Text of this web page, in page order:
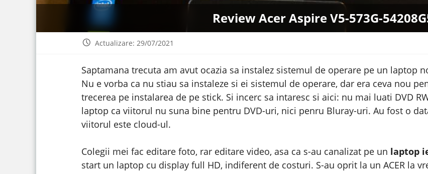
Review Acer Aspire V5-573G-
Actualizare: 29/07/2021
Saptamana trecuta am avut ocazia sa instalez sistemul de operare pe un laptop
Nu e vorba ca nu stiau sa instaleze si ei sistemul de operare, dar era ceva nou
trecerea pe instalarea de pe stick. Si incerc sa intaresc si aici: nu mai luati DVD
laptop ca viitorul nu suna bine pentru DVD-uri, nici penru Bluray-uri. Au fost o
viitorul este cloud-ul.
Colegii mei fac editare foto, rar editare video, asa ca s-au canalizat pe un laptop
start un laptop cu display full HD, indiferent de costuri. S-au oprit la un ACER la